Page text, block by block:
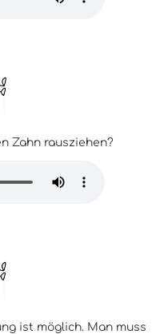
Zahn rausziehen?
ist möglich. Man muss